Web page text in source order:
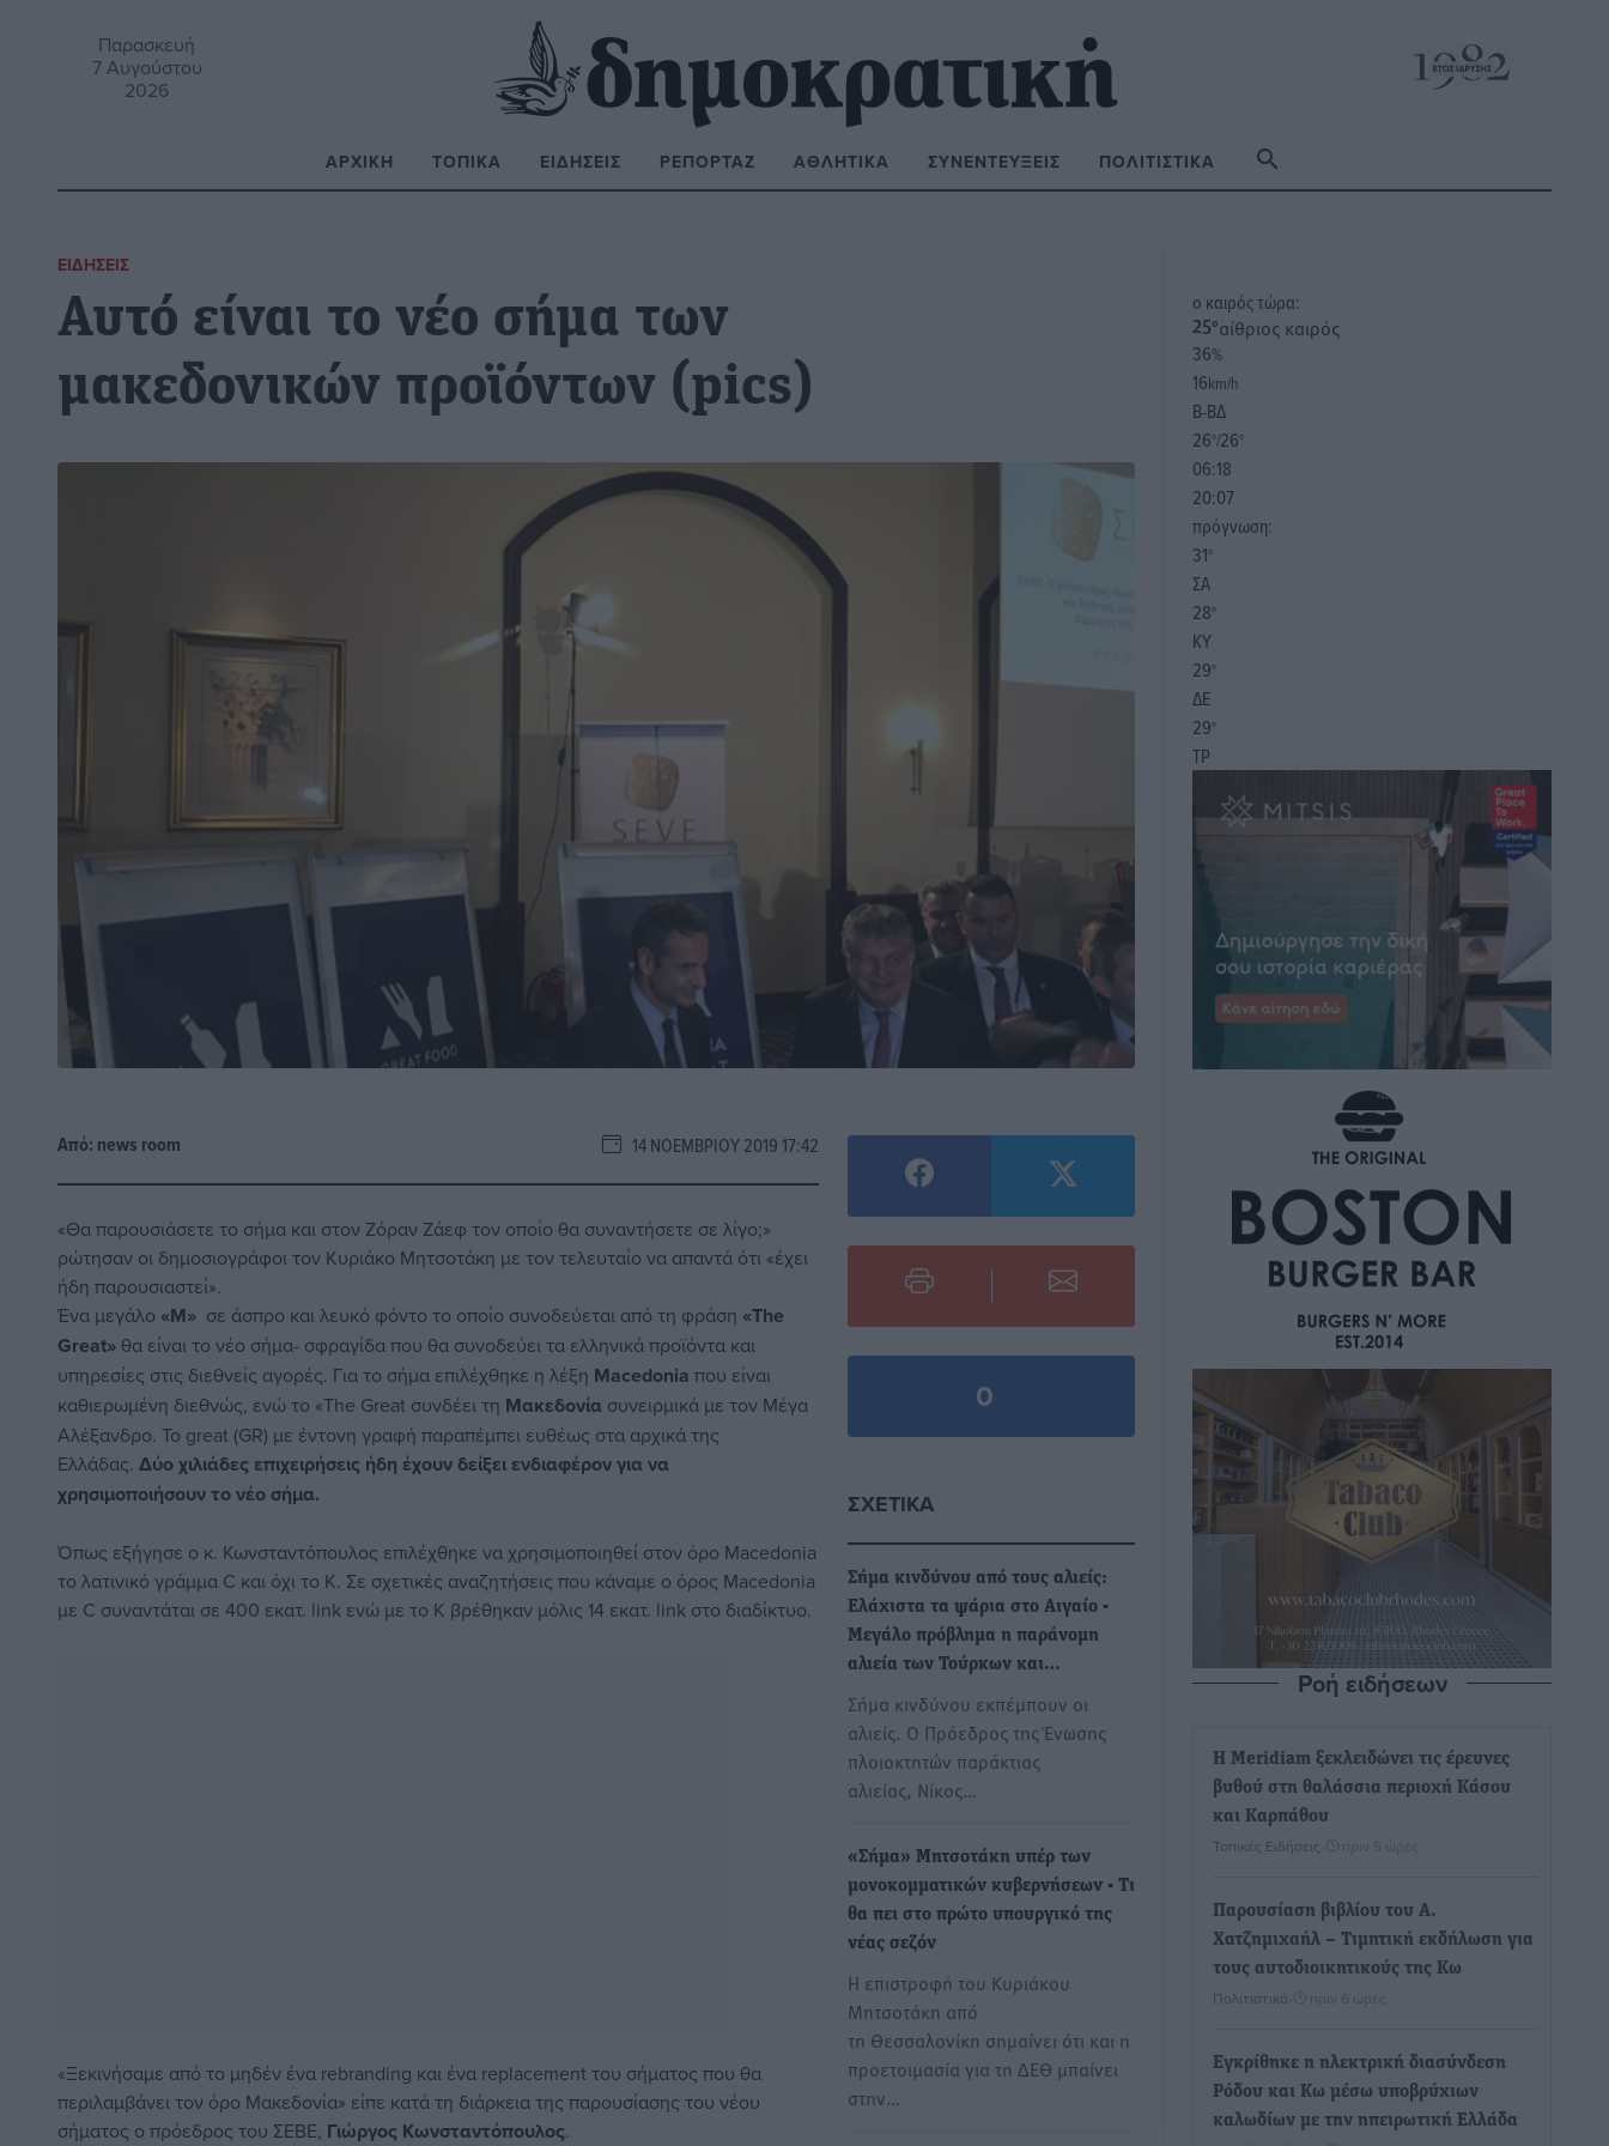
Παρασκευή
7 Αυγούστου
2026
ΑΡΧΙΚΉ ΤΟΠΙΚΆ ΕΙΔΉΣΕΙΣ ΡΕΠΟΡΤΆΖ ΑΘΛΗΤΙΚΆ ΣΥΝΕΝΤΕΎΞΕΙΣ ΠΟΛΙΤΙΣΤΙΚΆ
ΕΙΔΉΣΕΙΣ
Αυτό είναι το νέο σήμα των
μακεδονικών προϊόντων (pics)
Από: news room 14 ΝΟΕΜΒΡΊΟΥ 2019 17:42
«Θα παρουσιάσετε το σήμα και στον Ζόραν Ζάεφ τον οποίο θα συναντήσετε σε λίγο;»
ρώτησαν οι δημοσιογράφοι τον Κυριάκο Μητσοτάκη με τον τελευταίο να απαντά ότι «έχει
ήδη παρουσιαστεί».
Ένα μεγάλο «Μ» σε άσπρο και λευκό φόντο το οποίο συνοδεύεται από τη φράση «Τhe
Great» θα είναι το νέο σήμα- σφραγίδα που θα συνοδεύει τα ελληνικά προϊόντα και
υπηρεσίες στις διεθνείς αγορές. Για το σήμα επιλέχθηκε η λέξη Macedonia που είναι
καθιερωμένη διεθνώς, ενώ το «Τhe Great συνδέει τη Μακεδονία συνειρμικά με τον Μέγα
Αλέξανδρο. Το great (GR) με έντονη γραφή παραπέμπει ευθέως στα αρχικά της
Ελλάδας. Δύο χιλιάδες επιχειρήσεις ήδη έχουν δείξει ενδιαφέρον για να
χρησιμοποιήσουν το νέο σήμα.
Όπως εξήγησε ο κ. Κωνσταντόπουλος επιλέχθηκε να χρησιμοποιηθεί στον όρο Macedonia
το λατινικό γράμμα C και όχι το K. Σε σχετικές αναζητήσεις που κάναμε ο όρος Macedonia
με C συναντάται σε 400 εκατ. link ενώ με το K βρέθηκαν μόλις 14 εκατ. link στο διαδίκτυο.
«Ξεκινήσαμε από το μηδέν ένα rebranding και ένα replacement του σήματος που θα
περιλαμβάνει τον όρο Μακεδονία» είπε κατά τη διάρκεια της παρουσίασης του νέου
σήματος ο πρόεδρος του ΣΕΒΕ, Γιώργος Κωνσταντόπουλος.
0
ΣΧΕΤΙΚΆ
Σήμα κινδύνου από τους αλιείς:
Ελάχιστα τα ψάρια στο Αιγαίο -
Μεγάλο πρόβλημα η παράνομη
αλιεία των Τούρκων και…
Σήμα κινδύνου εκπέμπουν οι
αλιείς. Ο Πρόεδρος της Ένωσης
πλοιοκτητών παράκτιας
αλιείας, Νίκος…
«Σήμα» Μητσοτάκη υπέρ των
μονοκομματικών κυβερνήσεων - Τι
θα πει στο πρώτο υπουργικό της
νέας σεζόν
Η επιστροφή του Κυριάκου
Μητσοτάκη από
τη Θεσσαλονίκη σημαίνει ότι και η
προετοιμασία για τη ΔΕΘ μπαίνει
στην…
o καιρός τώρα:
25°αίθριος καιρός
36%
16km/h
Β-ΒΔ
26°/26°
06:18
20:07
πρόγνωση:
31°
ΣΑ
28°
ΚΥ
29°
ΔΕ
29°
ΤΡ
Ροή ειδήσεων
Η Meridiam ξεκλειδώνει τις έρευνες
βυθού στη θαλάσσια περιοχή Κάσου
και Καρπάθου
Τοπικές Ειδήσεις πριν 5 ώρες
Παρουσίαση βιβλίου του Α.
Χατζημιχαήλ – Τιμητική εκδήλωση για
τους αυτοδιοικητικούς της Κω
Πολιτιστικά πριν 6 ώρες
Εγκρίθηκε η ηλεκτρική διασύνδεση
Ρόδου και Κω μέσω υποβρύχιων
καλωδίων με την ηπειρωτική Ελλάδα